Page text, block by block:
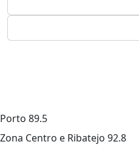
Porto 89.5
Zona Centro e Ribatejo 92.8